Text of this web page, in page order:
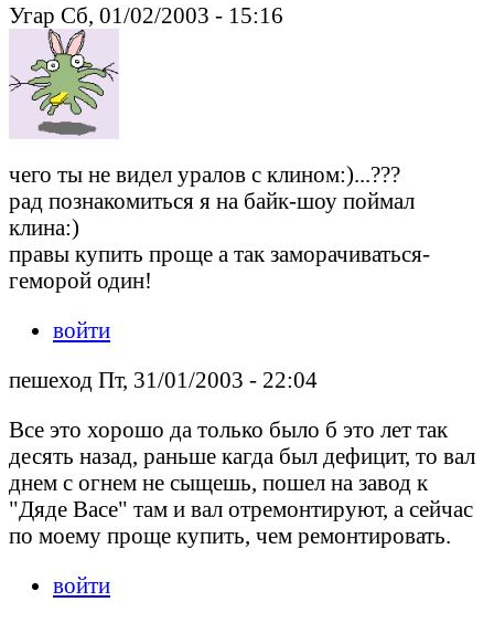
Угар Сб, 01/02/2003 - 15:16
чего ты не видел уралов с клином:)...???
рад познакомиться я на байк-шоу поймал
клина:)
правы купить проще а так заморачиваться-
геморой один!
войти
пешеход Пт, 31/01/2003 - 22:04
Все это хорошо да только было б это лет так
десять назад, раньше кагда был дефицит, то вал
днем с огнем не сыщешь, пошел на завод к
"Дяде Васе" там и вал отремонтируют, а сейчас
по моему проще купить, чем ремонтировать.
войти